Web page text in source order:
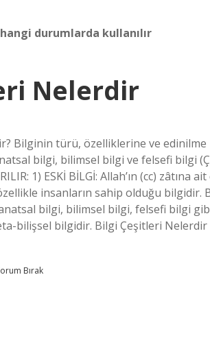
durumlarda kullanılır
Nelerdir
Bilginin türü, özelliklerine ve
bilgi, bilimsel bilgi ve felsefi bilgi
1) ESKİ BİLGİ: Allah’ın (cc) zâtına
özellikle insanların sahip olduğu
bilgi, bilimsel bilgi, felsefi bilgi
bilişsel bilgidir. Bilgi Çeşitleri Nelerdir
Bırak